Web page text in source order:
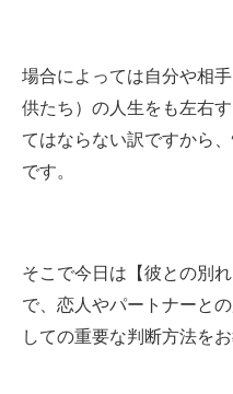
場合によっては自分や相
供たち）の人生をも左右
てはならない訳ですから
です。
そこで今日は【彼との別
で、恋人やパートナーと
しての重要な判断方法を